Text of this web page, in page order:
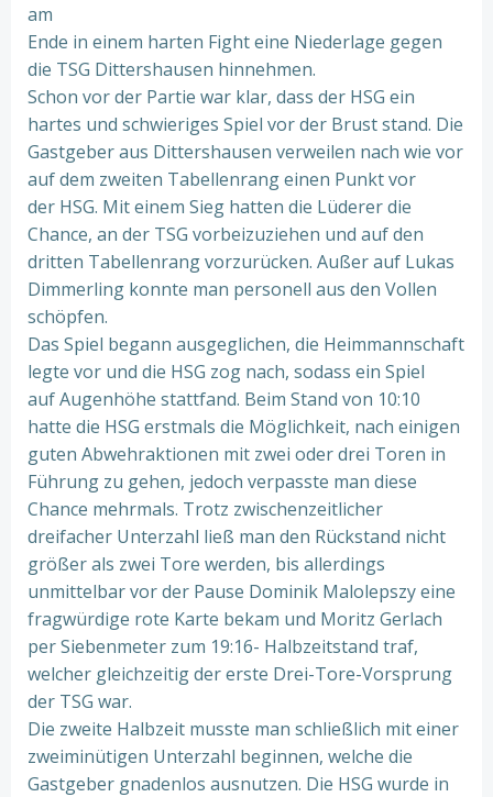
am
Ende in einem harten Fight eine Niederlage gegen
die TSG Dittershausen hinnehmen.
Schon vor der Partie war klar, dass der HSG ein
hartes und schwieriges Spiel vor der Brust stand. Die
Gastgeber aus Dittershausen verweilen nach wie vor
auf dem zweiten Tabellenrang einen Punkt vor
der HSG. Mit einem Sieg hatten die Lüderer die
Chance, an der TSG vorbeizuziehen und auf den
dritten Tabellenrang vorzurücken. Außer auf Lukas
Dimmerling konnte man personell aus den Vollen
schöpfen.
Das Spiel begann ausgeglichen, die Heimmannschaft
legte vor und die HSG zog nach, sodass ein Spiel
auf Augenhöhe stattfand. Beim Stand von 10:10
hatte die HSG erstmals die Möglichkeit, nach einigen
guten Abwehraktionen mit zwei oder drei Toren in
Führung zu gehen, jedoch verpasste man diese
Chance mehrmals. Trotz zwischenzeitlicher
dreifacher Unterzahl ließ man den Rückstand nicht
größer als zwei Tore werden, bis allerdings
unmittelbar vor der Pause Dominik Malolepszy eine
fragwürdige rote Karte bekam und Moritz Gerlach
per Siebenmeter zum 19:16- Halbzeitstand traf,
welcher gleichzeitig der erste Drei-Tore-Vorsprung
der TSG war.
Die zweite Halbzeit musste man schließlich mit einer
zweiminütigen Unterzahl beginnen, welche die
Gastgeber gnadenlos ausnutzen. Die HSG wurde in